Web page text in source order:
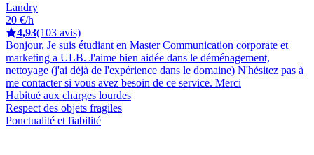
Landry
20 €/h
4,93(103 avis)
Bonjour, Je suis étudiant en Master Communication corporate et
marketing a ULB. J'aime bien aidée dans le déménagement,
nettoyage (j'ai déjà de l'expérience dans le domaine) N'hésitez pas à
me contacter si vous avez besoin de ce service. Merci
Habitué aux charges lourdes
Respect des objets fragiles
Ponctualité et fiabilité